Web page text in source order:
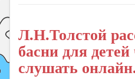
Книги
Рукоделие
Подготовка к школе
Л.Н.Толстой
басни для
слушать